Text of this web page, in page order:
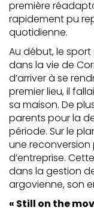
première
rapidement pu
quotidienne.
Au début, le
dans la vie de
d’arriver à se
premier lieu, il
sa maison. De
parents pour la
période. Sur le
une reconversion
d’entreprise.
dans la gestion
argovienne, son
« Still on the